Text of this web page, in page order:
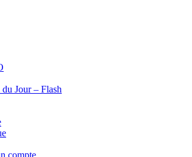
du Jour – Flash
compte